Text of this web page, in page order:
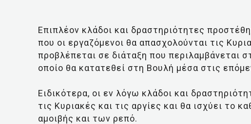
Eπιπλέον κλάδοι και δραστηριότητες
που οι εργαζόμενοι θα απασχολούνται τις
προβλέπεται σε διάταξη που περιλαμβάνεται
οποίο θα κατατεθεί στη Βουλή μέσα στις
Ειδικότερα, οι εν λόγω κλάδοι και
τις Κυριακές και τις αργίες και θα ισχύει
αμοιβής και των ρεπό.